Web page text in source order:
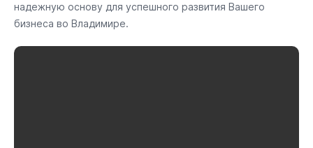
надежную основу для успешного развития Вашего
бизнеса во Владимире.